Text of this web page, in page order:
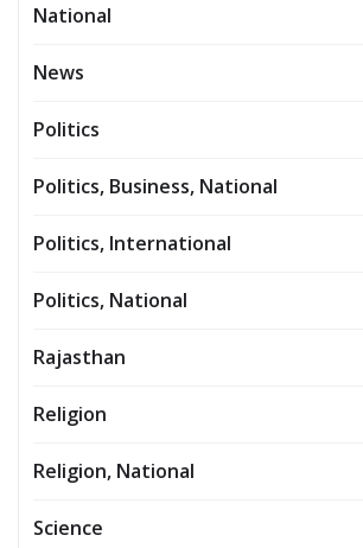
National
News
Politics
Politics, Business, National
Politics, International
Politics, National
Rajasthan
Religion
Religion, National
Science